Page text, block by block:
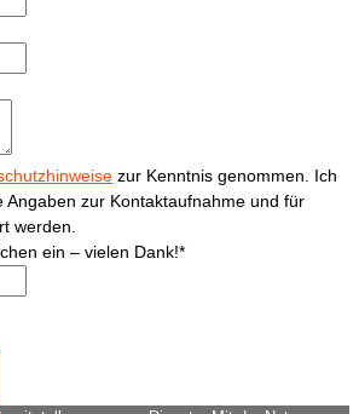
zur Kenntnis genommen. Ich
Angaben zur Kontaktaufnahme und für
werden.
ein – vielen Dank!*